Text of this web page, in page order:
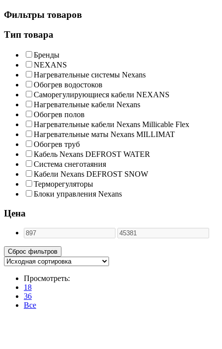
Фильтры товаров
Тип товара
Бренды
NEXANS
Нагревательные системы Nexans
Обогрев водостоков
Саморегулирующиеся кабели NEXANS
Нагревательные кабели Nexans
Обогрев полов
Нагревательные кабели Nexans Millicable Flex
Нагревательные маты Nexans MILLIMAT
Обогрев труб
Кабель Nexans DEFROST WATER
Система снеготаяния
Кабели Nexans DEFROST SNOW
Терморегуляторы
Блоки управления Nexans
Цена
Просмотреть:
18
36
Все